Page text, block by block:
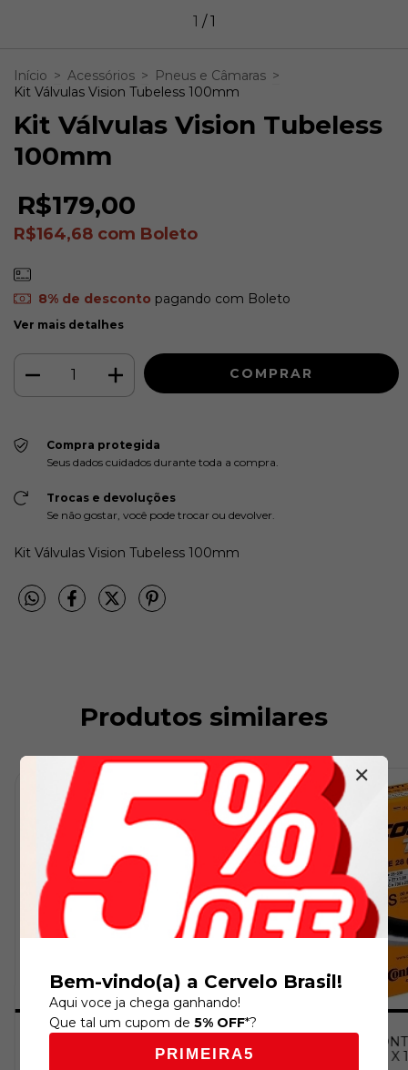
1 /1
Início > Acessórios > Pneus e Câmaras >
Kit Válvulas Vision Tubeless 100mm
Kit Válvulas Vision Tubeless
100mm
R$179,00
R$164,68 com Boleto
8% de desconto pagando com Boleto
Ver mais detalhes
Compra protegida
Seus dados cuidados durante toda a compra.
Trocas e devoluções
Se não gostar, você pode trocar ou devolver.
Kit Válvulas Vision Tubeless 100mm
Produtos similares
28 - [700 X 28/37 - S42]
CAMARA
28 - [700 X
✕
Bem-vindo(a) a Cervelo Brasil!
Aqui voce ja chega ganhando!
Que tal um cupom de5% OFF*?
PRIMEIRA5